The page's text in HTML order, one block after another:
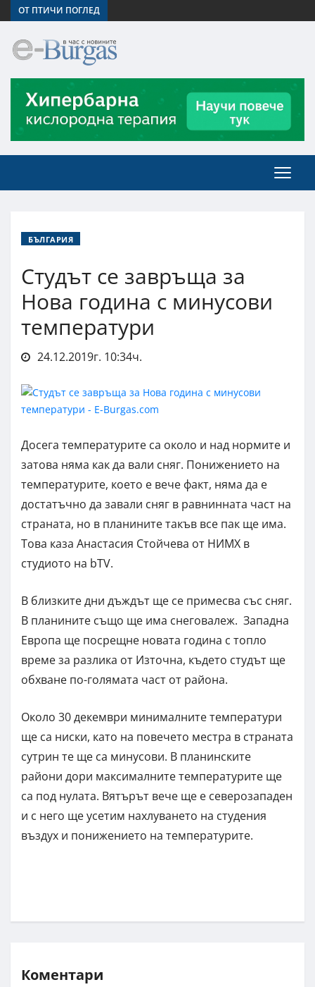
ОТ ПТИЧИ ПОГЛЕД
БЪЛГАРИЯ
Студът се завръща за
Нова година с минусови
температури
24.12.2019г. 10:34ч.
Досега температурите са около и над нормите и
затова няма как да вали сняг. Понижението на
температурите, което е вече факт, няма да е
достатъчно да завали сняг в равнинната част на
страната, но в планините такъв все пак ще има.
Това каза Анастасия Стойчева от НИМХ в
студиото на bTV.
В близките дни дъждът ще се примесва със сняг.
В планините също ще има снеговалеж. Западна
Европа ще посрещне новата година с топло
време за разлика от Източна, където студът ще
обхване по-голямата част от района.
Около 30 декември минималните температури
ще са ниски, като на повечето местра в страната
сутрин те ще са минусови. В планинските
райони дори максималните температурите ще
са под нулата. Вятърът вече ще е северозападен
и с него ще усетим нахлуването на студения
въздух и понижението на температурите.
Коментари